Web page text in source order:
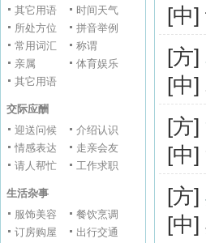
其它用语
时间天气
所处方位
拼音举例
常用词汇
称谓
亲属
体育娱乐
其它用语
交际应酬
迎送问候
介绍认识
情感表达
走亲会友
请人帮忙
工作求职
生活杂事
服饰美容
餐饮烹调
订房购屋
出行交通
[中]
[方]
[中]
[方]
[中]
[方]
[中]